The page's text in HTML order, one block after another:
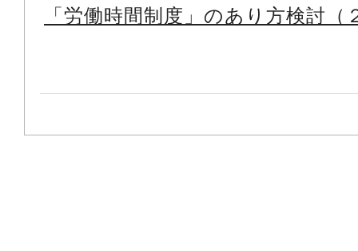
「労働時間制度」のあり方検討（